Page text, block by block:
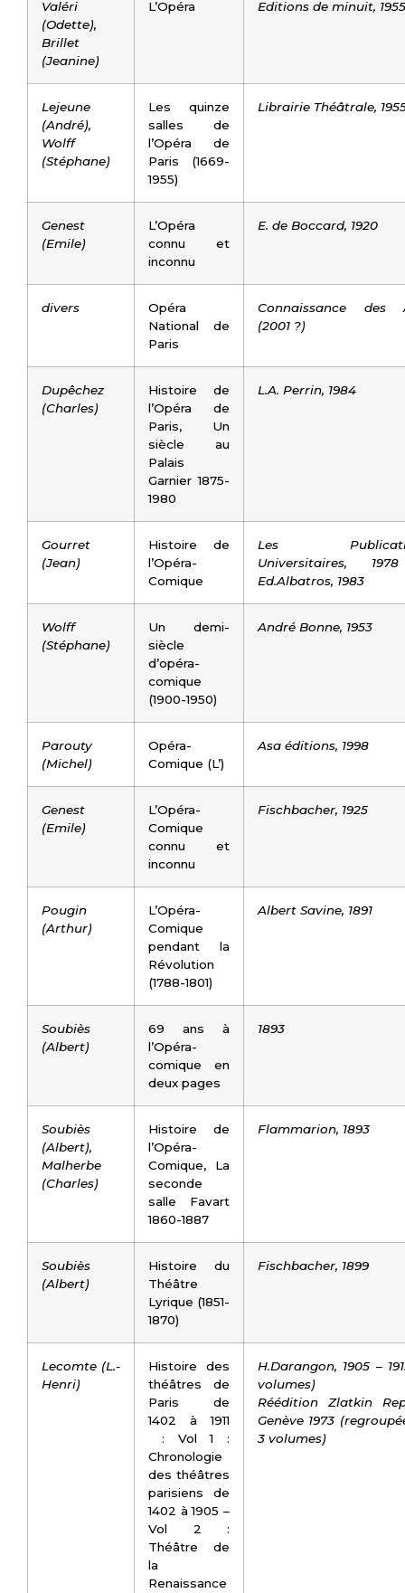
Valéri
(Odette),
Brillet
(Jeanine)
L’Opéra Editions de minuit, 1955
Lejeune
(André),
Wolff
(Stéphane)
Les quinze
salles de
l’Opéra de
Paris (1669-
1955)
Librairie Théâtrale,
Genest
(Emile)
L’Opéra
connu et
inconnu
E. de Boccard, 1920
divers
Opéra
National de
Paris
Connaissance des
(2001 ?)
Dupêchez
(Charles)
Histoire de
l’Opéra de
Paris, Un
siècle au
Palais
Garnier 1875-
1980
L.A. Perrin, 1984
Gourret
(Jean)
Histoire de
l’Opéra-
Comique
Les
Universitaires,
Ed.Albatros, 1983
Wolff
(Stéphane)
Un demi-
siècle
d’opéra-
comique
(1900-1950)
André Bonne, 1953
Parouty
(Michel)
Opéra-
Comique (L’)
Asa éditions, 1998
Genest
(Emile)
L’Opéra-
Comique
connu et
inconnu
Fischbacher, 1925
Pougin
(Arthur)
L’Opéra-
Comique
pendant la
Révolution
(1788-1801)
Albert Savine, 1891
Soubiès
(Albert)
69 ans à
l’Opéra-
comique en
deux pages
1893
Soubiès
(Albert),
Malherbe
(Charles)
Histoire de
l’Opéra-
Comique, La
seconde
salle Favart
1860-1887
Flammarion, 1893
Soubiès
(Albert)
Histoire du
Théâtre
Lyrique (1851-
1870)
Fischbacher, 1899
Lecomte (L.-
Henri)
Histoire des
théâtres de
Paris de
1402 à 1911
: Vol 1 :
Chronologie
des théâtres
parisiens de
1402 à 1905 –
Vol 2 :
Théâtre de
la
Renaissance
H.Darangon, 1905 –
volumes)
Réédition Zlatkin
Genève 1973
3 volumes)